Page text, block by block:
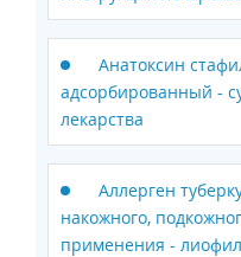
Анатоксин
адсорбированный -
лекарства
Аллерген
накожного,
применения -